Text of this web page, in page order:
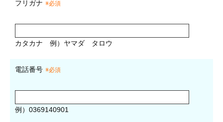
フリガナ ※必須
カタカナ 例）ヤマダ タロウ
電話番号 ※必須
例）0369140901